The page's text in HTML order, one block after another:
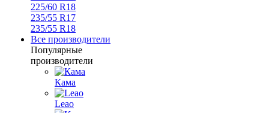
225/60 R18
235/55 R17
235/55 R18
Все производители
Популярные
производители
Кама
Leao